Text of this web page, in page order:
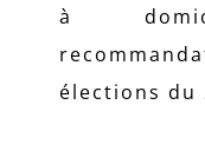
à
élections du